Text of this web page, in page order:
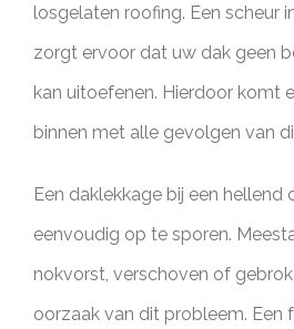
losgelaten roofing. Een scheur
zorgt ervoor dat uw dak geen
kan uitoefenen. Hierdoor komt
binnen met alle gevolgen van
Een daklekkage bij een hellend
eenvoudig op te sporen.
nokvorst, verschoven of
oorzaak van dit probleem. Een